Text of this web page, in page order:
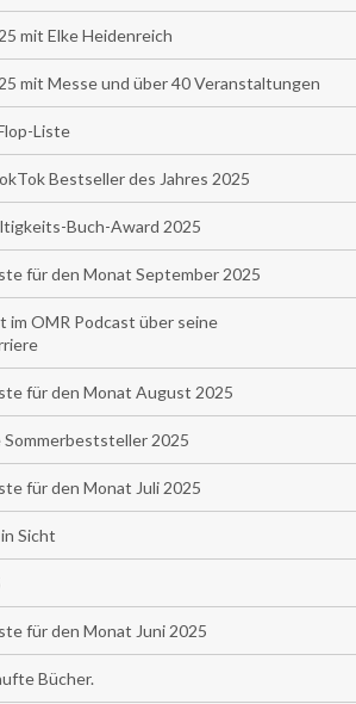
mit Elke Heidenreich
mit Messe und über 40 Veranstaltungen
Liste
Bestseller des Jahres 2025
Buch-Award 2025
für den Monat September 2025
im OMR Podcast über seine
für den Monat August 2025
2025
für den Monat Juli 2025
Sicht
für den Monat Juni 2025
Bücher.